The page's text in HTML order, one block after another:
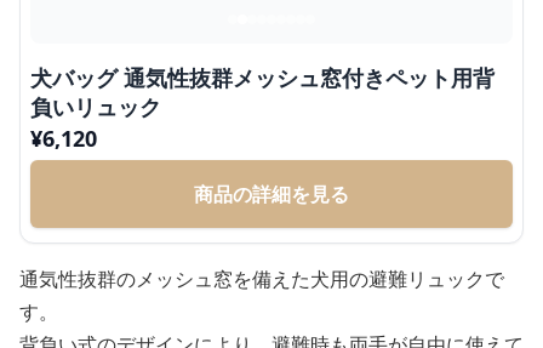
犬バッグ 通気性抜群メッシュ窓付きペット用背
負いリュック
¥6,120
商品の詳細を見る
通気性抜群のメッシュ窓を備えた犬用の避難リュックで
す。